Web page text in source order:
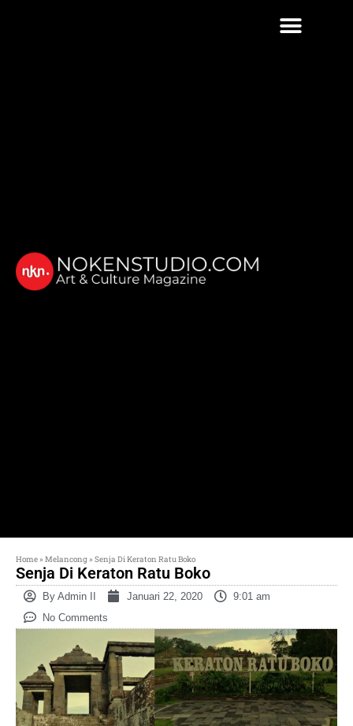
Home»Melancong»Senja Di Keraton Ratu Boko
Senja Di Keraton Ratu Boko
By Admin II Januari 22, 2020
9:01 am
No Comments